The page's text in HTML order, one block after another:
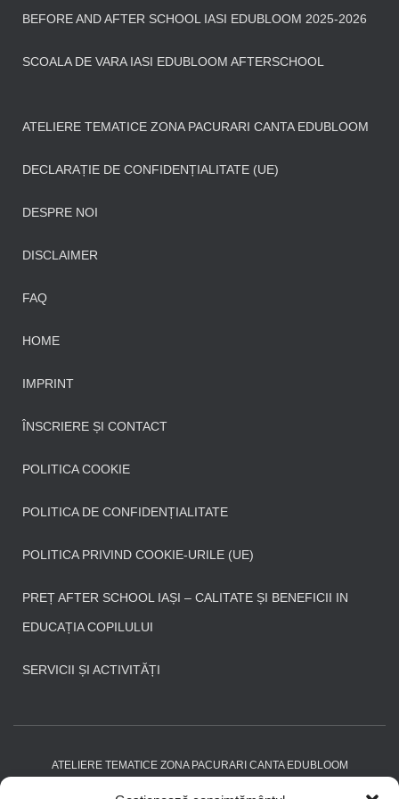
BEFORE AND AFTER SCHOOL IASI EDUBLOOM 2025-2026
SCOALA DE VARA IASI EDUBLOOM AFTERSCHOOL
ATELIERE TEMATICE ZONA PACURARI CANTA EDUBLOOM
DECLARAȚIE DE CONFIDENȚIALITATE (UE)
DESPRE NOI
DISCLAIMER
FAQ
HOME
IMPRINT
ÎNSCRIERE ȘI CONTACT
POLITICA COOKIE
POLITICA DE CONFIDENȚIALITATE
POLITICA PRIVIND COOKIE-URILE (UE)
PREȚ AFTER SCHOOL IAȘI – CALITATE ȘI BENEFICII IN
EDUCAȚIA COPILULUI
SERVICII ȘI ACTIVITĂȚI
ATELIERE TEMATICE ZONA PACURARI CANTA EDUBLOOM